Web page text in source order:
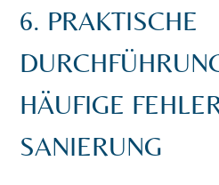
6. PRAKTISCHE
HÄUFIGE
SANIERUNG